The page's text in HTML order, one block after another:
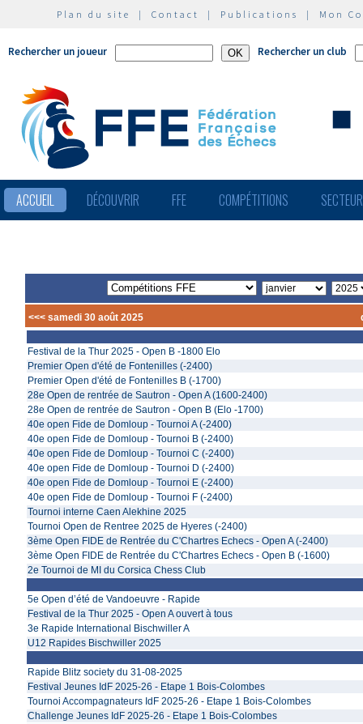
Plan du site | Contact | Publications | Mon
Rechercher un joueur Rechercher un club
ACCUEIL DÉCOUVRIR FFE COMPÉTITIONS
<<< samedi 30 août 2025
Festival de la Thur 2025 - Open B -1800 Elo
Premier Open d'été de Fontenilles (-2400)
Premier Open d'été de Fontenilles B (-1700)
28e Open de rentrée de Sautron - Open A (1600-2400)
28e Open de rentrée de Sautron - Open B (Elo -1700)
40e open Fide de Domloup - Tournoi A (-2400)
40e open Fide de Domloup - Tournoi B (-2400)
40e open Fide de Domloup - Tournoi C (-2400)
40e open Fide de Domloup - Tournoi D (-2400)
40e open Fide de Domloup - Tournoi E (-2400)
40e open Fide de Domloup - Tournoi F (-2400)
Tournoi interne Caen Alekhine 2025
Tournoi Open de Rentree 2025 de Hyeres (-2400)
3ème Open FIDE de Rentrée du C'Chartres Echecs - Open A (-2400)
3ème Open FIDE de Rentrée du C'Chartres Echecs - Open B (-1600)
2e Tournoi de MI du Corsica Chess Club
5e Open d’été de Vandoeuvre - Rapide
Festival de la Thur 2025 - Open A ouvert à tous
3e Rapide International Bischwiller A
U12 Rapides Bischwiller 2025
Rapide Blitz society du 31-08-2025
Festival Jeunes IdF 2025-26 - Etape 1 Bois-Colombes
Tournoi Accompagnateurs IdF 2025-26 - Etape 1 Bois-Colombes
Challenge Jeunes IdF 2025-26 - Etape 1 Bois-Colombes